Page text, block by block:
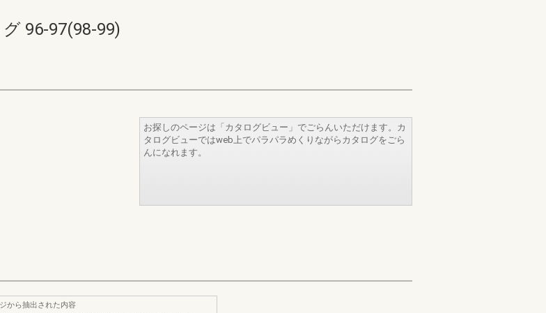
96-97(98-99)
お探しのページは「カタログビュー」でごらんいただけます。カ
タログビューではweb上でパラパラめくりながらカタログをごら
んになれます。
から抽出された内容